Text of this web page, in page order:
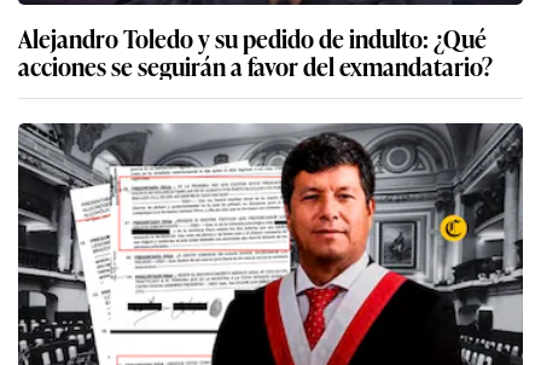
Alejandro Toledo y su pedido de indulto: ¿Qué
acciones se seguirán a favor del exmandatario?